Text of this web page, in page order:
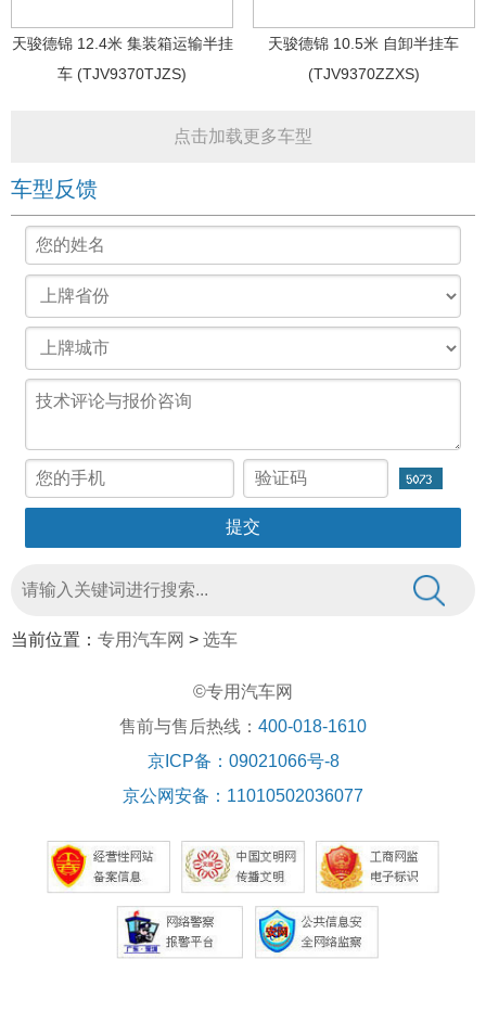
天骏德锦 12.4米 集装箱运输半挂
车 (TJV9370TJZS)
天骏德锦 10.5米 自卸半挂车
(TJV9370ZZXS)
点击加载更多车型
车型反馈
当前位置： 专用汽车网 > 选车
©专用汽车网
售前与售后热线： 400-018-1610
京ICP备：09021066号-8
京公网安备：11010502036077